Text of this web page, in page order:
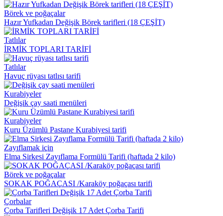
Börek ve poğaçalar
Hazır Yufkadan Değişik Börek tarifleri (18 ÇEŞİT)
Tatlılar
İRMİK TOPLARI TARİFİ
Tatlılar
Havuç rüyası tatlısı tarifi
Kurabiyeler
Değişik çay saati menüleri
Kurabiyeler
Kuru Üzümlü Pastane Kurabiyesi tarifi
Zayıflamak için
Elma Sirkesi Zayıflama Formülü Tarifi (haftada 2 kilo)
Börek ve poğaçalar
SOKAK POĞAÇASI /Karaköy poğaçası tarifi
Çorbalar
Çorba Tarifleri Değişik 17 Adet Çorba Tarifi